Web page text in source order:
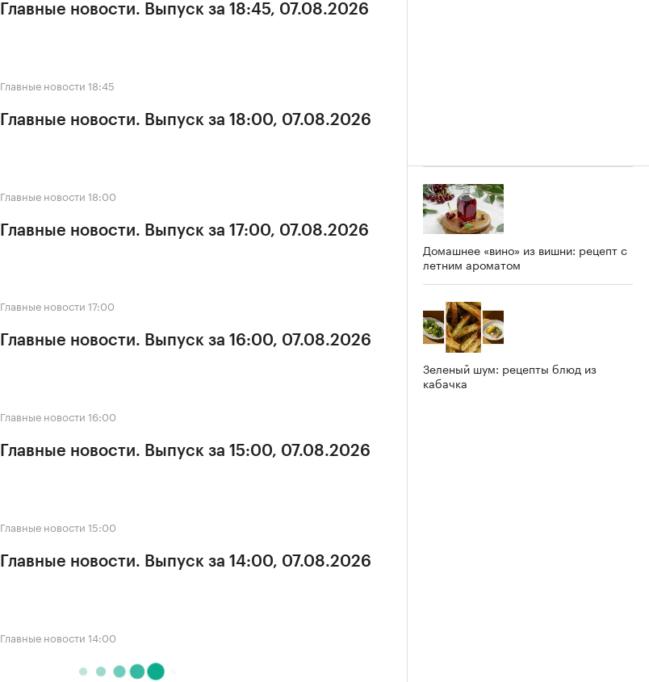
Главные новости. Выпуск за 18:45, 07.08.2026
Главные новости 18:45
Главные новости. Выпуск за 18:00, 07.08.2026
Главные новости 18:00
Главные новости. Выпуск за 17:00, 07.08.2026
Главные новости 17:00
Главные новости. Выпуск за 16:00, 07.08.2026
Главные новости 16:00
Главные новости. Выпуск за 15:00, 07.08.2026
Главные новости 15:00
Главные новости. Выпуск за 14:00, 07.08.2026
Главные новости 14:00
Домашнее «вино» из вишни: рецепт с
летним ароматом
Зеленый шум: рецепты блюд из
кабачка